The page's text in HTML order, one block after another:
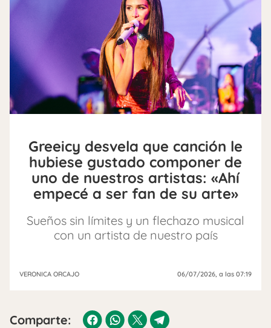
Greeicy desvela que canción le
hubiese gustado componer de
uno de nuestros artistas: «Ahí
empecé a ser fan de su arte»
Sueños sin límites y un flechazo musical
con un artista de nuestro país
VERONICA ORCAJO 06/07/2026, a las 07:19
Comparte: